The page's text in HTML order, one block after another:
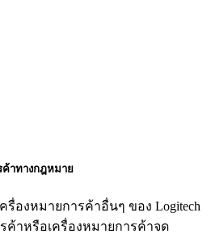
ค้าทางกฎหมาย
รื่องหมายการค้าอื่นๆ ของ Logitech
ค้าหรือเครื่องหมายการค้าจด